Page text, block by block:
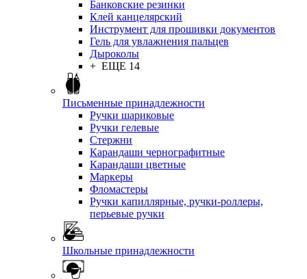
Банковские резинки
Клей канцелярский
Инструмент для прошивки документов
Гель для увлажнения пальцев
Дыроколы
+ ЕЩЕ 14
Письменные принадлежности
Ручки шариковые
Ручки гелевые
Стержни
Карандаши чернографитные
Карандаши цветные
Маркеры
Фломастеры
Ручки капиллярные, ручки-роллеры,
перьевые ручки
Школьные принадлежности